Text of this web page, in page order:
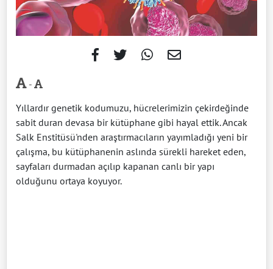
-
Yıllardır genetik kodumuzu, hücrelerimizin çekirdeğinde
sabit duran devasa bir kütüphane gibi hayal ettik. Ancak
Salk Enstitüsü'nden araştırmacıların yayımladığı yeni bir
çalışma, bu kütüphanenin aslında sürekli hareket eden,
sayfaları durmadan açılıp kapanan canlı bir yapı
olduğunu ortaya koyuyor.